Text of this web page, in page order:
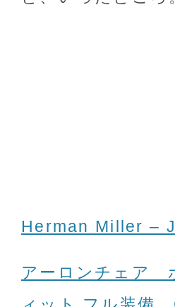
Herman Miller –
アーロンチェア